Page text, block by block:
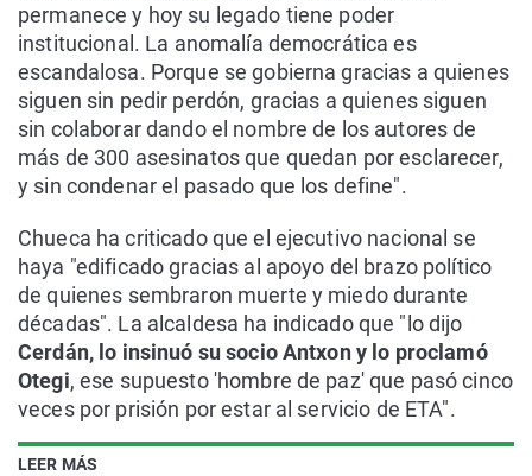
LEER MÁS
permanece y hoy su legado tiene poder
institucional. La anomalía democrática es
escandalosa. Porque se gobierna gracias a quienes
siguen sin pedir perdón, gracias a quienes siguen
sin colaborar dando el nombre de los autores de
más de 300 asesinatos que quedan por esclarecer,
y sin condenar el pasado que los define".
Chueca ha criticado que el ejecutivo nacional se
haya "edificado gracias al apoyo del brazo político
de quienes sembraron muerte y miedo durante
décadas". La alcaldesa ha indicado que "lo dijo
Cerdán, lo insinuó su socio Antxon y lo proclamó
Otegi, ese supuesto 'hombre de paz' que pasó cinco
veces por prisión por estar al servicio de ETA".